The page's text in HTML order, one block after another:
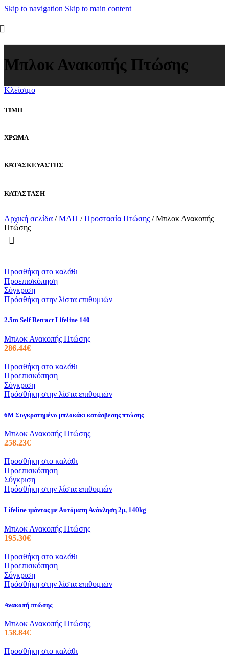
Skip to navigation Skip to main content
Μπλοκ Ανακοπής Πτώσης
Κλείσιμο
ΤΙΜΗ
ΧΡΩΜΑ
ΚΑΤΑΣΚΕΥΑΣΤΗΣ
ΚΑΤΑΣΤΑΣΗ
Αρχική σελίδα / ΜΑΠ / Προστασία Πτώσης / Μπλοκ Ανακοπής
Πτώσης
Προσθήκη στο καλάθι
Προεπισκόπηση
Σύγκριση
Πρόσθήκη στην λίστα επιθυμιών
2.5m Self Retract Lifeline 140
Μπλοκ Ανακοπής Πτώσης
286.44€
Προσθήκη στο καλάθι
Προεπισκόπηση
Σύγκριση
Πρόσθήκη στην λίστα επιθυμιών
6M Συγκρατημένο μπλοκάκι κατάσβεσης πτώσης
Μπλοκ Ανακοπής Πτώσης
258.23€
Προσθήκη στο καλάθι
Προεπισκόπηση
Σύγκριση
Πρόσθήκη στην λίστα επιθυμιών
Lifeline ιμάντας με Αυτόματη Ανάκληση 2μ, 140kg
Μπλοκ Ανακοπής Πτώσης
195.30€
Προσθήκη στο καλάθι
Προεπισκόπηση
Σύγκριση
Πρόσθήκη στην λίστα επιθυμιών
Ανακοπή πτώσης
Μπλοκ Ανακοπής Πτώσης
158.84€
Προσθήκη στο καλάθι